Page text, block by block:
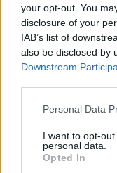
your opt-out. You
disclosure of your
IAB’s list of
also be disclosed by
Downstream
Please note that
not limited to your
grant or deny
use your data for
Personal Data
I want to opt-
personal data.
Opted In